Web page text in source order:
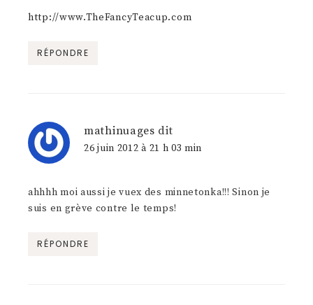
http://www.TheFancyTeacup.com
RÉPONDRE
mathinuages dit
26 juin 2012 à 21 h 03 min
ahhhh moi aussi je vuex des minnetonka!!! Sinon je
suis en grève contre le temps!
RÉPONDRE